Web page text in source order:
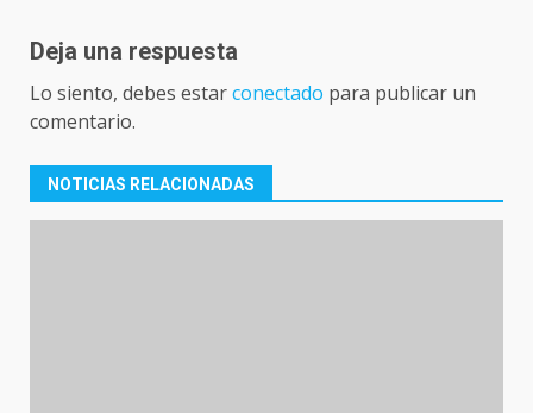
Deja una respuesta
Lo siento, debes estarconectado para publicar un
comentario.
NOTICIAS RELACIONADAS